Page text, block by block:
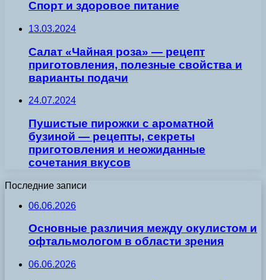
Спорт и здоровое питание
13.03.2024
Салат «Чайная роза» — рецепт
приготовления, полезные свойства и
варианты подачи
24.07.2024
Пушистые пирожки с ароматной
бузиной — рецепты, секреты
приготовления и неожиданные
сочетания вкусов
Последние записи
06.06.2026
Основные различия между окулистом и
офтальмологом в области зрения
06.06.2026